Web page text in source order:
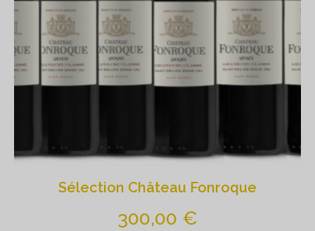
Sélection Château Fonroque
300,00 €